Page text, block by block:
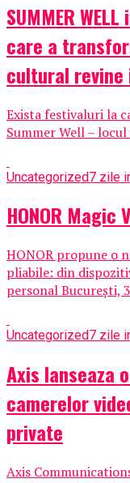
SUMMER
care a
cultural revine
Exista festivaluri la
Summer Well –
Uncategorized7 zile
HONOR
HONOR propune o
pliabile: din
personal București,
Uncategorized7 zile
Axis lanseaza
camerelor
private
Axis